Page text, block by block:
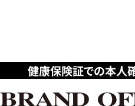
健康保険証での本人